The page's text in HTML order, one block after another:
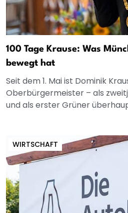
100 Tage Krause: Was
bewegt hat
Seit dem 1. Mai ist Dominik
Oberbürgermeister – als
und als erster Grüner
WIRTSCHAFT